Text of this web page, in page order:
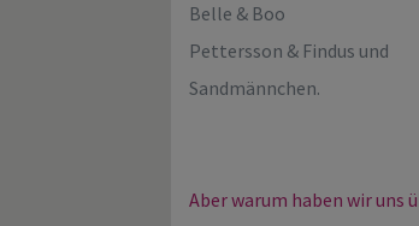
Belle & Boo
Pettersson & Findus und
Sandmännchen.
Aber warum haben wir uns